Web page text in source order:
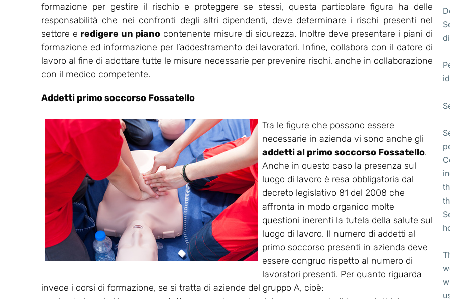
formazione per gestire il rischio e proteggere se stessi, questa particolare figura ha delle
responsabilità che nei confronti degli altri dipendenti, deve determinare i rischi presenti nel
settore e redigere un piano contenente misure di sicurezza. Inoltre deve presentare i piani di
formazione ed informazione per l’addestramento dei lavoratori. Infine, collabora con il datore di
lavoro al fine di adottare tutte le misure necessarie per prevenire rischi, anche in collaborazione
con il medico competente.
Addetti primo soccorso Fossatello
Tra le figure che possono essere
necessarie in azienda vi sono anche gli
addetti al primo soccorso Fossatello.
Anche in questo caso la presenza sul
luogo di lavoro è resa obbligatoria dal
decreto legislativo 81 del 2008 che
affronta in modo organico molte
questioni inerenti la tutela della salute sul
luogo di lavoro. Il numero di addetti al
primo soccorso presenti in azienda deve
essere congruo rispetto al numero di
lavoratori presenti. Per quanto riguarda
invece i corsi di formazione, se si tratta di aziende del gruppo A, cioè: